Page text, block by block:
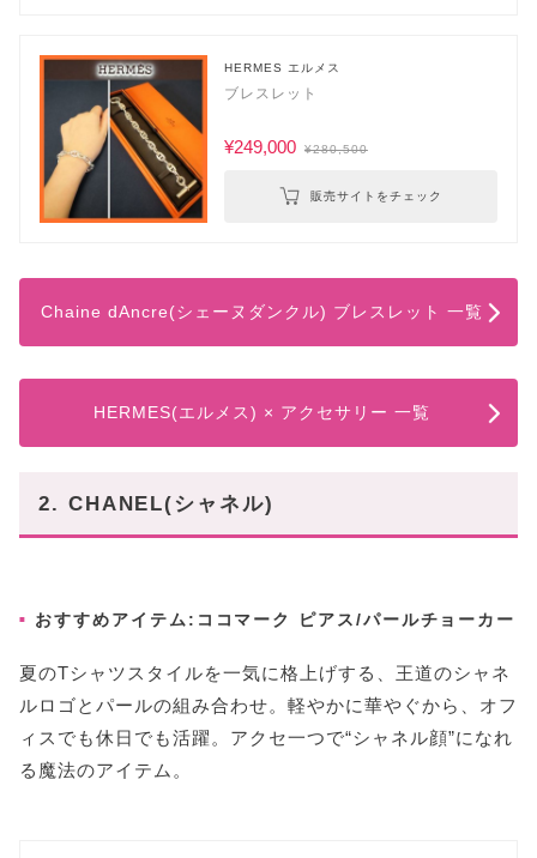
HERMES エルメス
ブレスレット
¥249,000 ¥280,500
販売サイトをチェック
Chaine dAncre(シェーヌダンクル) ブレスレット 一覧
HERMES(エルメス) × アクセサリー 一覧
2. CHANEL(シャネル)
おすすめアイテム:ココマーク ピアス/パールチョーカー
夏のTシャツスタイルを一気に格上げする、王道のシャネ
ルロゴとパールの組み合わせ。軽やかに華やぐから、オフ
ィスでも休日でも活躍。アクセ一つで“シャネル顔”になれ
る魔法のアイテム。